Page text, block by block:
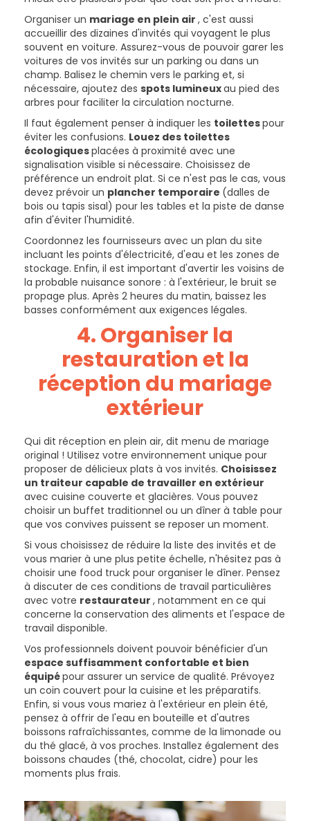
Organiser un mariage en plein air , c'est aussi
accueillir des dizaines d'invités qui voyagent le plus
souvent en voiture. Assurez-vous de pouvoir garer les
voitures de vos invités sur un parking ou dans un
champ. Balisez le chemin vers le parking et, si
nécessaire, ajoutez des spots lumineuxau pied des
arbres pour faciliter la circulation nocturne.
Il faut également penser à indiquer les toilettespour
éviter les confusions. Louez des toilettes
écologiquesplacées à proximité avec une
signalisation visible si nécessaire. Choisissez de
préférence un endroit plat. Si ce n'est pas le cas, vous
devez prévoir un plancher temporaire (dalles de
bois ou tapis sisal) pour les tables et la piste de danse
afin d'éviter l'humidité.
Coordonnez les fournisseurs avec un plan du site
incluant les points d'électricité, d'eau et les zones de
stockage. Enfin, il est important d'avertir les voisins de
la probable nuisance sonore : à l'extérieur, le bruit se
propage plus. Après 2 heures du matin, baissez les
basses conformément aux exigences légales.
4. Organiser la
restaurationet la
réception du mariage
extérieur
Qui dit réception en plein air, dit menu de mariage
original ! Utilisez votre environnement unique pour
proposer de délicieux plats à vos invités. Choisissez
un traiteur capable de travailler en extérieur
avec cuisine couverte et glacières. Vous pouvez
choisir un buffet traditionnel ou un dîner à table pour
que vos convives puissent se reposer un moment.
Si vous choisissez de réduire la liste des invités et de
vous marier à une plus petite échelle, n'hésitez pas à
choisir une food truck pour organiser le dîner. Pensez
à discuter de ces conditions de travail particulières
avec votre restaurateur , notamment en ce qui
concerne la conservation des aliments et l'espace de
travail disponible.
Vos professionnels doivent pouvoir bénéficier d'un
espace suffisamment confortable et bien
équipépour assurer un service de qualité. Prévoyez
un coin couvert pour la cuisine et les préparatifs.
Enfin, si vous vous mariez à l'extérieur en plein été,
pensez à offrir de l'eau en bouteille et d'autres
boissons rafraîchissantes, comme de la limonade ou
du thé glacé, à vos proches. Installez également des
boissons chaudes (thé, chocolat, cidre) pour les
moments plus frais.